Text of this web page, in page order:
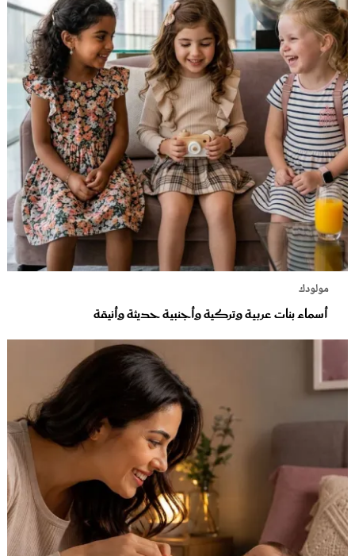
مولودك
أسماء بنات عربية وتركية وأجنبية حديثة وأنيقة